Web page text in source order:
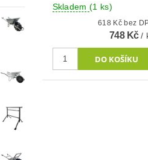
Skladem(1 ks)
618 Kč bez
748 Kč/